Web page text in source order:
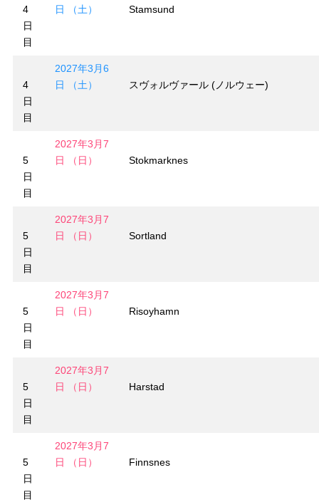
4
日
目
日 （土）
Stamsund
4
日
目
2027年3月6
日 （土）
スヴォルヴァール (ノルウェー)
5
日
目
2027年3月7
日 （日）
Stokmarknes
5
日
目
2027年3月7
日 （日）
Sortland
5
日
目
2027年3月7
日 （日）
Risoyhamn
5
日
目
2027年3月7
日 （日）
Harstad
5
日
目
2027年3月7
日 （日）
Finnsnes